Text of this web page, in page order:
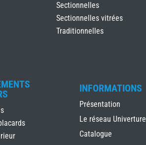
Sectionnelles
Sectionnelles vitrées
Traditionnelles
INFORMATIONS
Présentation
Le réseau Univerture
Catalogue